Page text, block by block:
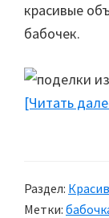
красивые
бабочек.
[Читать
Раздел:
Метки: